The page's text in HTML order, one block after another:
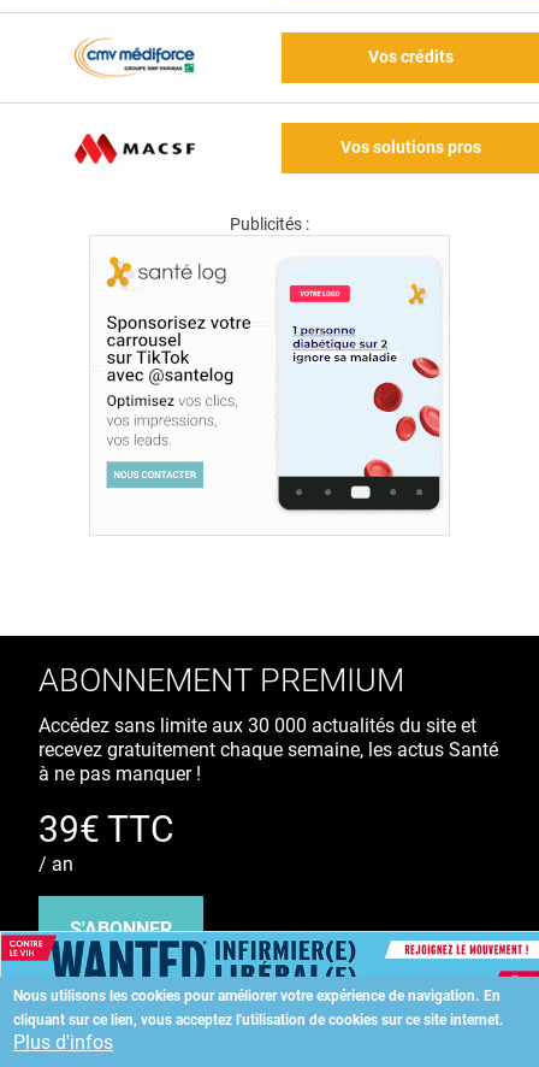
Vos crédits
Vos solutions pros
Publicités :
Nous utilisons les cookies pour améliorer votre expérience de navigation. En
cliquant sur ce lien, vous acceptez l'utilisation de cookies sur ce site internet.
Plus d'infos
ABONNEMENT PREMIUM
Accédez sans limite aux 30 000 actualités du site et
recevez gratuitement chaque semaine, les actus Santé
à ne pas manquer !
39€ TTC
/ an
S'ABONNER
Copyright©2026 ALLIEDHEALTH